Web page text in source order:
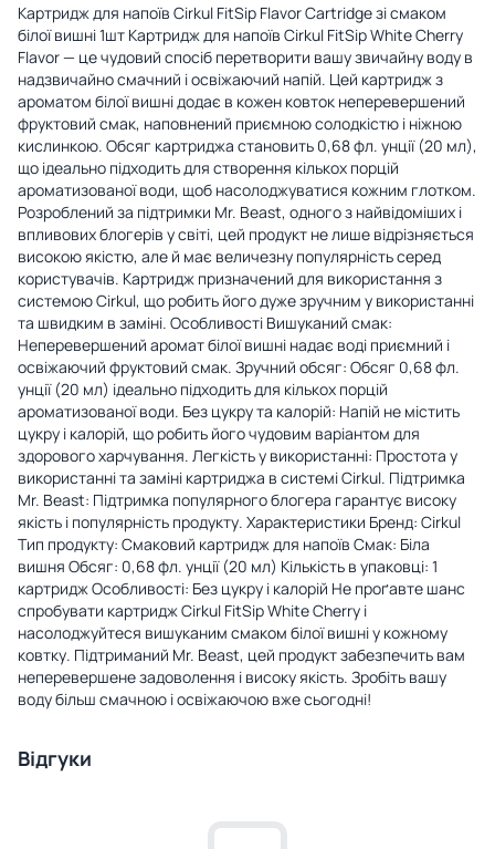
Картридж для напоїв Cirkul FitSip Flavor Cartridge зі смаком
білої вишні 1шт Картридж для напоїв Cirkul FitSip White Cherry
Flavor — це чудовий спосіб перетворити вашу звичайну воду в
надзвичайно смачний і освіжаючий напій. Цей картридж з
ароматом білої вишні додає в кожен ковток неперевершений
фруктовий смак, наповнений приємною солодкістю і ніжною
кислинкою. Обсяг картриджа становить 0,68 фл. унції (20 мл),
що ідеально підходить для створення кількох порцій
ароматизованої води, щоб насолоджуватися кожним глотком.
Розроблений за підтримки Mr. Beast, одного з найвідоміших і
впливових блогерів у світі, цей продукт не лише відрізняється
високою якістю, але й має величезну популярність серед
користувачів. Картридж призначений для використання з
системою Cirkul, що робить його дуже зручним у використанні
та швидким в заміні. Особливості Вишуканий смак:
Неперевершений аромат білої вишні надає воді приємний і
освіжаючий фруктовий смак. Зручний обсяг: Обсяг 0,68 фл.
унції (20 мл) ідеально підходить для кількох порцій
ароматизованої води. Без цукру та калорій: Напій не містить
цукру і калорій, що робить його чудовим варіантом для
здорового харчування. Легкість у використанні: Простота у
використанні та заміні картриджа в системі Cirkul. Підтримка
Mr. Beast: Підтримка популярного блогера гарантує високу
якість і популярність продукту. Характеристики Бренд: Cirkul
Тип продукту: Смаковий картридж для напоїв Смак: Біла
вишня Обсяг: 0,68 фл. унції (20 мл) Кількість в упаковці: 1
картридж Особливості: Без цукру і калорій Не проґавте шанс
спробувати картридж Cirkul FitSip White Cherry і
насолоджуйтеся вишуканим смаком білої вишні у кожному
ковтку. Підтриманий Mr. Beast, цей продукт забезпечить вам
неперевершене задоволення і високу якість. Зробіть вашу
воду більш смачною і освіжаючою вже сьогодні!
Відгуки